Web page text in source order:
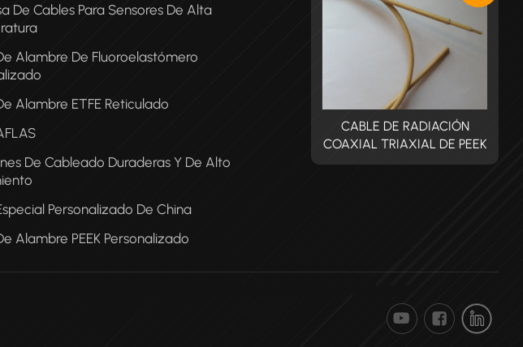
De Cables Para Sensores De Alta
Alambre De Fluoroelastómero
Alambre ETFE Reticulado
De Cableado Duraderas Y De Alto
Personalizado De China
Alambre PEEK Personalizado
CABLE DE RADIACIÓN
COAXIAL TRIAXIAL DE PEEK